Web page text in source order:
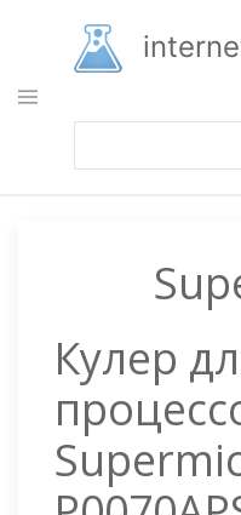
основному
содержанию
Кулер